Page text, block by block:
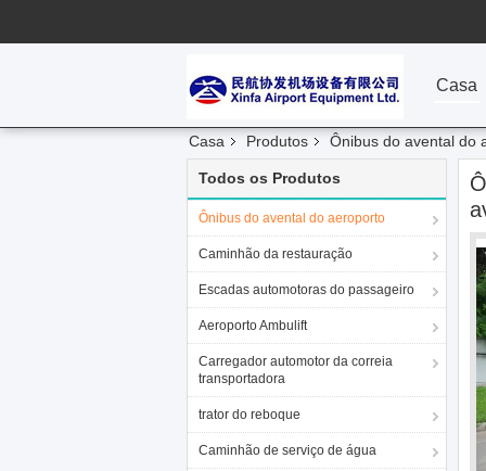
Casa
Casa Produtos Ônibus do avental do
Todos os Produtos
Ônibus do avental do aeroporto
Caminhão da restauração
Escadas automotoras do passageiro
Aeroporto Ambulift
Carregador automotor da correia
transportadora
trator do reboque
Caminhão de serviço de água